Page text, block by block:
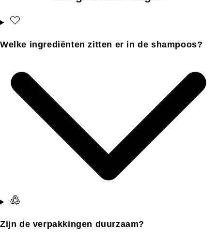
Welke ingrediënten zitten er in de shampoos?
Zijn de verpakkingen duurzaam?